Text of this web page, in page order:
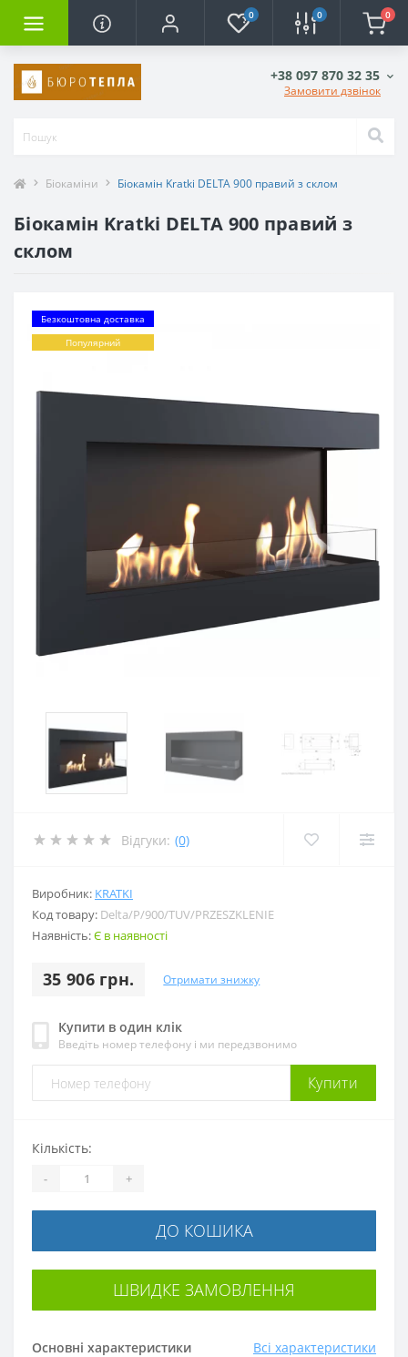
0 0 0
+38 097 870 32 35
Замовити дзвінок
Біокаміни Біокамін Kratki DELTA 900 правий з склом
Біокамін Kratki DELTA 900 правий з
склом
Безкоштовна доставка
Популярний
Відгуки: (0)
Виробник: KRATKI
Код товару: Delta/P/900/TUV/PRZESZKLENIE
Наявність:Є в наявності
35 906 грн. Отримати знижку
Купити в один клік
Введіть номер телефону і ми передзвонимо
Купити
Основні характеристики Всі характеристики
Кількість:
- +
ДО КОШИКА
ШВИДКЕ ЗАМОВЛЕННЯ